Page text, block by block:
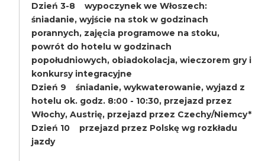
Dzień 3-8 wypoczynek we Włoszech:
śniadanie, wyjście na stok w godzinach
porannych, zajęcia programowe na stoku,
powrót do hotelu w godzinach
popołudniowych, obiadokolacja, wieczorem gry i
konkursy integracyjne
Dzień 9 śniadanie, wykwaterowanie, wyjazd z
hotelu ok. godz. 8:00 - 10:30, przejazd przez
Włochy, Austrię, przejazd przez Czechy/Niemcy*
Dzień 10 przejazd przez Polskę wg rozkładu
jazdy